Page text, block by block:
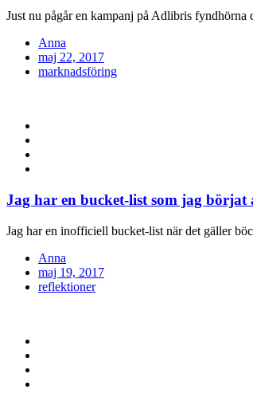
Just nu pågår en kampanj på Adlibris
Anna
Posted
on
maj 22, 2017
marknadsföring
Jag har en bucket-list som jag börjat
Jag har en inofficiell bucket-list när det gäller
Anna
Posted
on
maj 19, 2017
reflektioner